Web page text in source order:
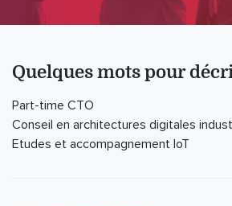
Quelques mots pour
Part-time CTO
Conseil en architectures digitales
Etudes et accompagnement IoT